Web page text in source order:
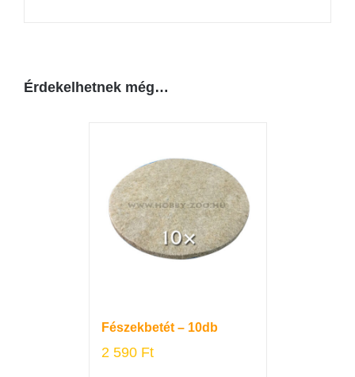
Érdekelhetnek még…
Fészekbetét – 10db
2 590 Ft